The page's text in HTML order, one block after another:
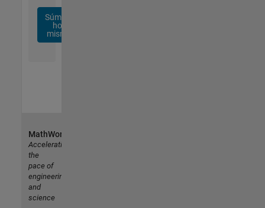
Súmese
hoy
mismo
MathWorks
Accelerating
the
pace of
engineering
and
science